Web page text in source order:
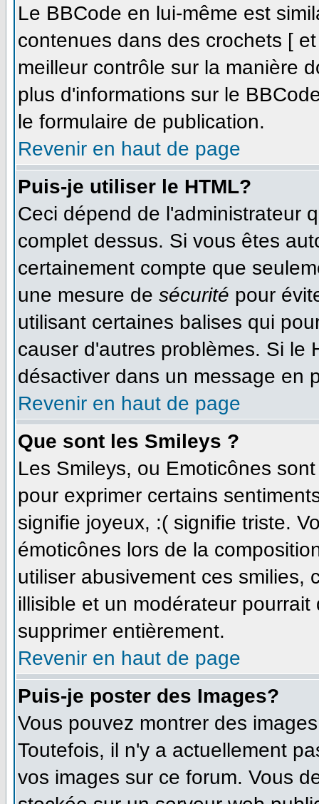
Le BBCode en lui-même est
contenues dans des crochets [
meilleur contrôle sur la manière
plus d'informations sur le
le formulaire de publication.
Revenir en haut de page
Puis-je utiliser le HTML?
Ceci dépend de l'administrateur
complet dessus. Si vous êtes
certainement compte que
une mesure de sécurité pour
utilisant certaines balises qui
causer d'autres problèmes. Si le
désactiver dans un message en
Revenir en haut de page
Que sont les Smileys ?
Les Smileys, ou Emoticônes
pour exprimer certains
signifie joyeux, :( signifie triste.
émoticônes lors de la
utiliser abusivement ces smilies,
illisible et un modérateur
supprimer entièrement.
Revenir en haut de page
Puis-je poster des Images?
Vous pouvez montrer des
Toutefois, il n'y a actuellement
vos images sur ce forum. Vous